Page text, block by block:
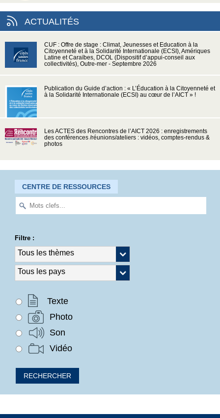
ACTUALITÉS
CUF : Offre de stage : Climat, Jeunesses et Education à la
Citoyenneté et à la Solidarité Internationale (ECSI), Amériques
Latine et Caraïbes, DCOL (Dispositif d’appui-conseil aux
collectivités), Outre-mer - Septembre 2026
Publication du Guide d’action : « L’Éducation à la Citoyenneté et
à la Solidarité Internationale (ECSI) au cœur de l’AICT » !
Les ACTES des Rencontres de l’AICT 2026 : enregistrements
des conférences /réunions/ateliers : vidéos, comptes-rendus &
photos
CENTRE DE RESSOURCES
Filtre :
Texte
Photo
Son
Vidéo